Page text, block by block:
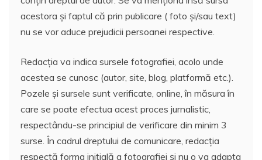
acestora și faptul că prin publicare ( foto și/sau text)
nu se vor aduce prejudicii persoanei respective.
Redacția va indica sursele fotografiei, acolo unde
acestea se cunosc (autor, site, blog, platformă etc.).
Pozele și sursele sunt verificate, online, în măsura în
care se poate efectua acest proces jurnalistic,
respectându-se principiul de verificare din minim 3
surse. În cadrul dreptului de comunicare, redacția
respectă forma inițială a fotografiei și nu o va adapta